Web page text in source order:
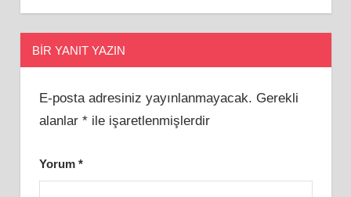
BIR YANIT YAZIN
E-posta adresiniz yayınlanmayacak. Gerekli
alanlar *ile işaretlenmişlerdir
Yorum *